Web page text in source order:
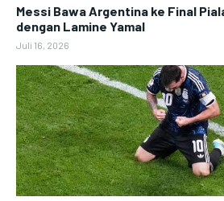
Messi Bawa Argentina ke Final
dengan Lamine Yamal
Juli 16, 2026